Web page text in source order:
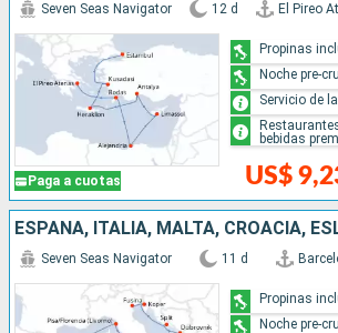
Paga a cuotas
Seven Seas Navigator 12 d El Pireo
US$
Propinas
Noche pre-
Servicio de
bebidas
Seven Seas Navigator 11 d
Propinas
Noche pre-